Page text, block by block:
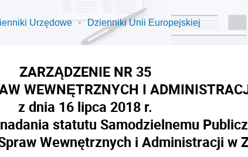
Urzędowe Dzienniki Unii Europejskiej
ZARZĄDZENIE NR 35
WEWNĘTRZNYCH I
z dnia 16 lipca 2018 r.
statutu Samodzielnemu
Wewnętrznych i Administracji w